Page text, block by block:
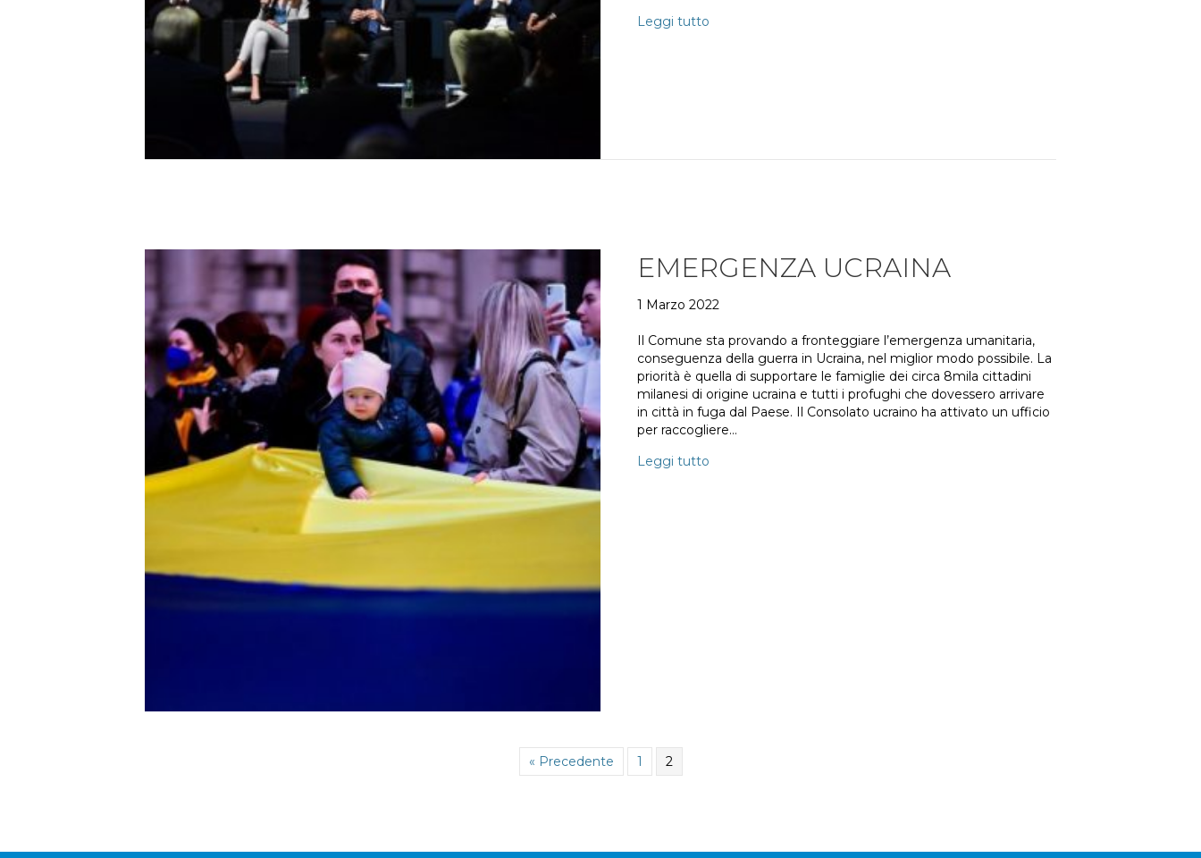
Leggi tutto
EMERGENZA UCRAINA
1 Marzo 2022
Il Comune sta provando a fronteggiare l’emergenza umanitaria,
conseguenza della guerra in Ucraina, nel miglior modo possibile. La
priorità è quella di supportare le famiglie dei circa 8mila cittadini
milanesi di origine ucraina e tutti i profughi che dovessero arrivare
in città in fuga dal Paese. Il Consolato ucraino ha attivato un ufficio
per raccogliere…
Leggi tutto
« Precedente 1 2